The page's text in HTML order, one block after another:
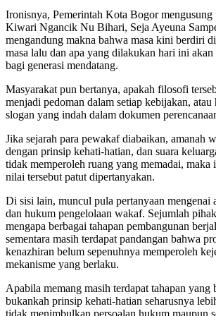
Ironisnya, Pemerintah Kota Bogor
Kiwari Ngancik Nu Bihari, Seja Ayeuna
mengandung makna bahwa masa kini berdiri
masa lalu dan apa yang dilakukan hari ini
bagi generasi mendatang.
Masyarakat pun bertanya, apakah filosofi
menjadi pedoman dalam setiap kebijakan, atau
slogan yang indah dalam dokumen
Jika sejarah para pewakaf diabaikan, amanah
dengan prinsip kehati-hatian, dan suara
tidak memperoleh ruang yang memadai, maka
nilai tersebut patut dipertanyakan.
Di sisi lain, muncul pula pertanyaan mengenai
dan hukum pengelolaan wakaf. Sejumlah
mengapa berbagai tahapan pembangunan
sementara masih terdapat pandangan bahwa
kenazhiran belum sepenuhnya memperoleh
mekanisme yang berlaku.
Apabila memang masih terdapat tahapan yang
bukankah prinsip kehati-hatian seharusnya
tidak menimbulkan persoalan hukum maupun